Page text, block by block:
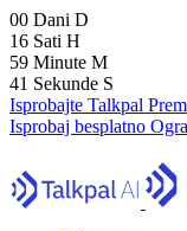
00 Dani D
16 Sati H
59 Minute M
40 Sekunde S
Isprobajte Talkpal
Isprobaj besplatno